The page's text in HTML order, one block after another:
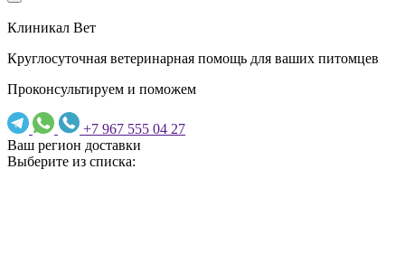
Клиникал Вет
Круглосуточная ветеринарная помощь для ваших питомцев
Проконсультируем и поможем
+7 967 555 04 27
Ваш регион доставки
Выберите из списка: